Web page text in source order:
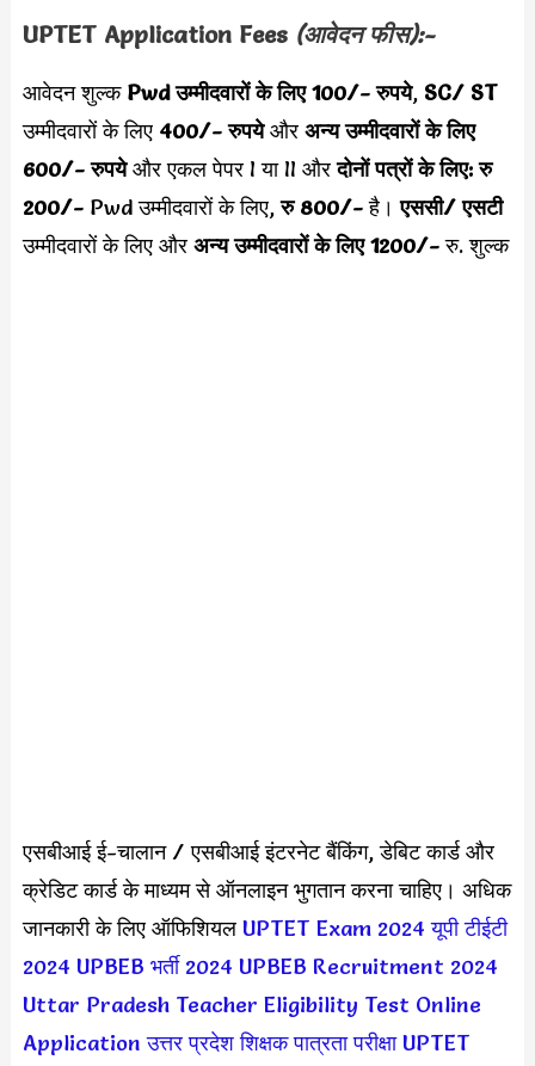
UPTET Application Fees (आवेदन फीस):-
आवेदन शुल्क Pwd उम्मीदवारों के लिए 100/- रुपये, SC/ ST
उम्मीदवारों के लिए400/- रुपयेऔर अन्य उम्मीदवारों के लिए
600/- रुपयेऔर एकल पेपर I या II औरदोनों पत्रों के लिए: रु
200/- Pwd उम्मीदवारों के लिए,रु 800/-है।एससी/ एसटी
उम्मीदवारों के लिए और अन्य उम्मीदवारों के लिए 1200/-रु. शुल्क
एसबीआई ई-चालान / एसबीआई इंटरनेट बैंकिंग, डेबिट कार्ड और
क्रेडिट कार्ड के माध्यम से ऑनलाइन भुगतान करना चाहिए। अधिक
जानकारी के लिए ऑफिशियल UPTET Exam 2024 यूपी टीईटी
2024 UPBEB भर्ती 2024 UPBEB Recruitment 2024
Uttar Pradesh Teacher Eligibility Test Online
Application उत्तर प्रदेश शिक्षक पात्रता परीक्षा UPTET